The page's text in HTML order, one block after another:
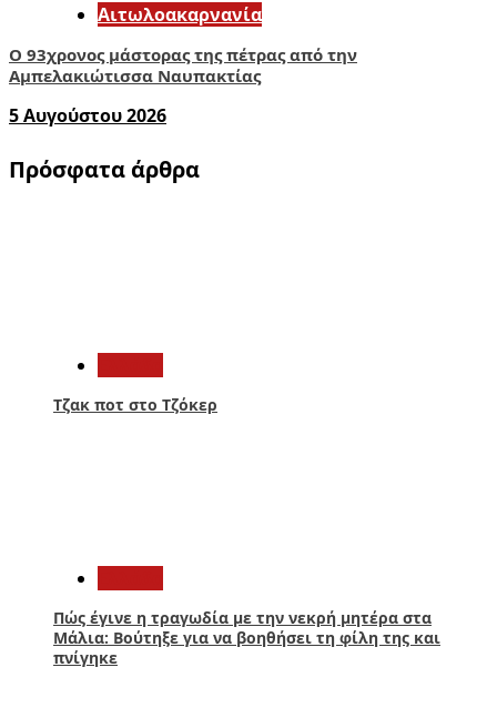
Αιτωλοακαρνανία
Ο 93χρονος μάστορας της πέτρας από την
Αμπελακιώτισσα Ναυπακτίας
5 Αυγούστου 2026
Πρόσφατα άρθρα
Τζακ ποτ στο Τζόκερ
Πώς έγινε η τραγωδία με την νεκρή μητέρα στα
Μάλια: Βούτηξε για να βοηθήσει τη φίλη της και
πνίγηκε